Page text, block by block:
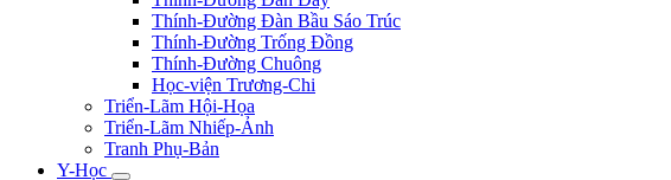
Thính-Đường Đàn Bầu Sáo Trúc
Thính-Đường Trống Đồng
Thính-Đường Chuông
Học-viện Trương-Chi
Triển-Lãm Hội-Họa
Triển-Lãm Nhiếp-Ảnh
Tranh Phụ-Bản
Y-Học